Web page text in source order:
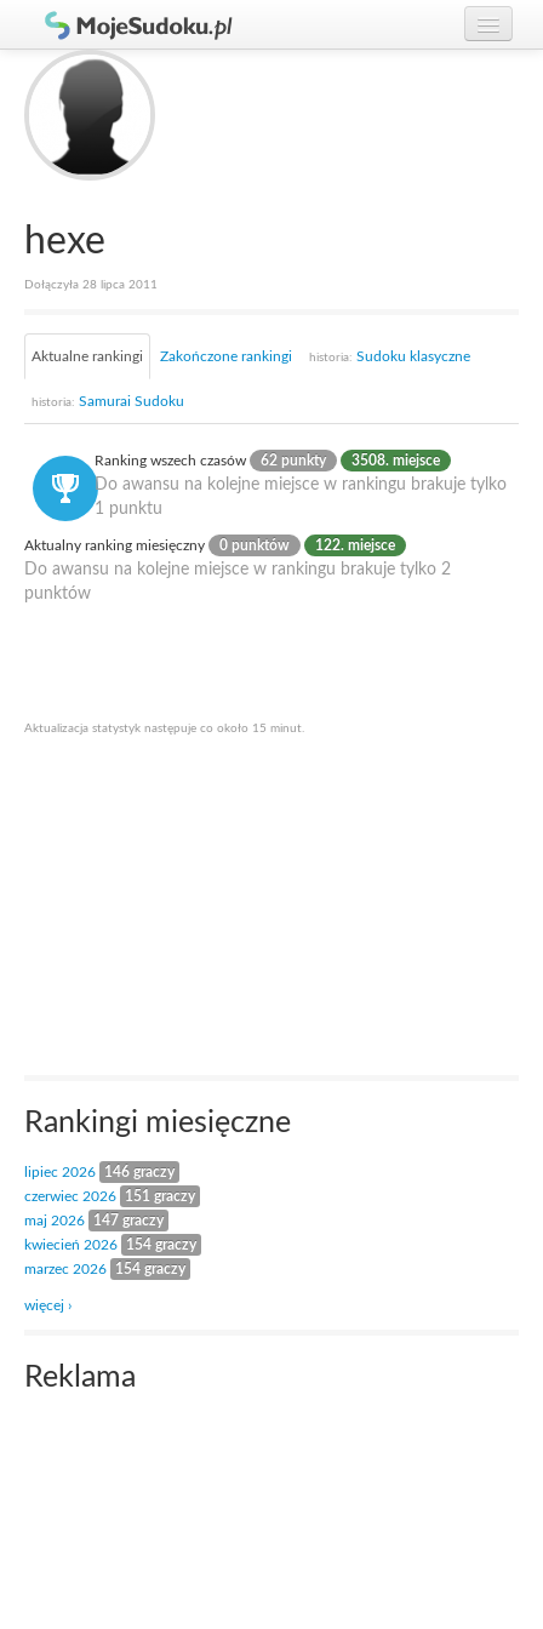
Graj w Sudoku!
Zasady Sudoku
Rankingi
hexe
Dołączyła 28 lipca 2011
Aktualne rankingi Zakończone rankingi historia: Sudoku klasyczne
historia: Samurai Sudoku
Ranking wszech czasów 62 punkty 3508. miejsce
Do awansu na kolejne miejsce w rankingu brakuje tylko
1 punktu
Aktualny ranking miesięczny 0 punktów 122. miejsce
Do awansu na kolejne miejsce w rankingu brakuje tylko 2
punktów
Aktualizacja statystyk następuje co około 15 minut.
Rankingi miesięczne
lipiec 2026
146 graczy
czerwiec 2026
151 graczy
maj 2026
147 graczy
kwiecień 2026
154 graczy
marzec 2026
154 graczy
więcej ›
Reklama